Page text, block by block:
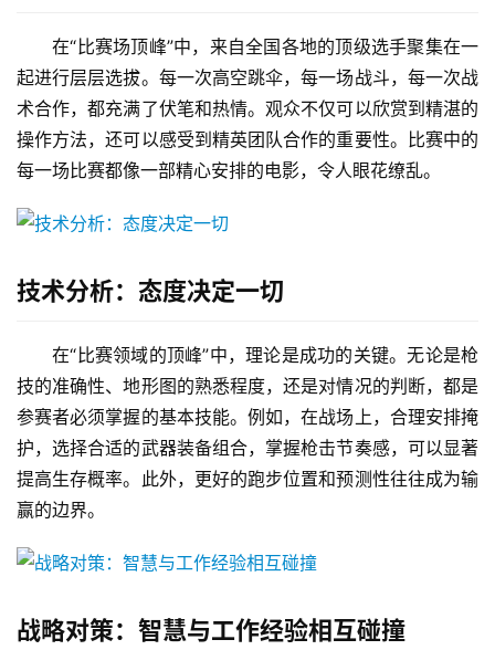
在“比赛场顶峰”中，来自全国各地的顶级选手聚集在一
起进行层层选拔。每一次高空跳伞，每一场战斗，每一次战
术合作，都充满了伏笔和热情。观众不仅可以欣赏到精湛的
操作方法，还可以感受到精英团队合作的重要性。比赛中的
每一场比赛都像一部精心安排的电影，令人眼花缭乱。
技术分析：态度决定一切
在“比赛领域的顶峰”中，理论是成功的关键。无论是枪
技的准确性、地形图的熟悉程度，还是对情况的判断，都是
参赛者必须掌握的基本技能。例如，在战场上，合理安排掩
护，选择合适的武器装备组合，掌握枪击节奏感，可以显著
提高生存概率。此外，更好的跑步位置和预测性往往成为输
赢的边界。
战略对策：智慧与工作经验相互碰撞